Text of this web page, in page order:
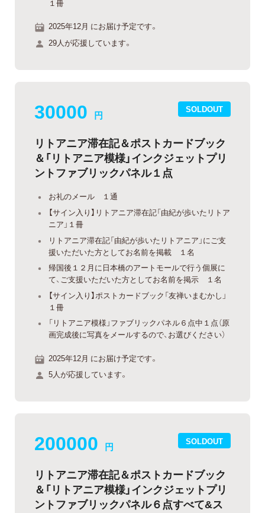
１冊
2025年12月 にお届け予定です。
29人が応援しています。
SOLDOUT
30000 円
リトアニア滞在記＆ポストカードブック
＆「リトアニア模様」インクジェットプリ
ントファブリックパネル１点
お礼のメール １通
【サイン入り】リトアニア滞在記「由紀が歩いたリトア
ニア」１冊
リトアニア滞在記「由紀が歩いたリトアニア」にご支
援いただいた方としてお名前を掲載 １名
帰国後１２月に日本橋のアートモールで行う個展に
て、ご支援いただいた方としてお名前を掲示 １名
【サイン入り】ポストカードブック「友禅いまむかし」
１冊
「リトアニア模様」ファブリックパネル６点中１点（原
画完成後に写真をメールするので、お選びください）
2025年12月 にお届け予定です。
5人が応援しています。
SOLDOUT
200000 円
リトアニア滞在記＆ポストカードブック
＆「リトアニア模様」インクジェットプリ
ントファブリックパネル６点すべて&ス